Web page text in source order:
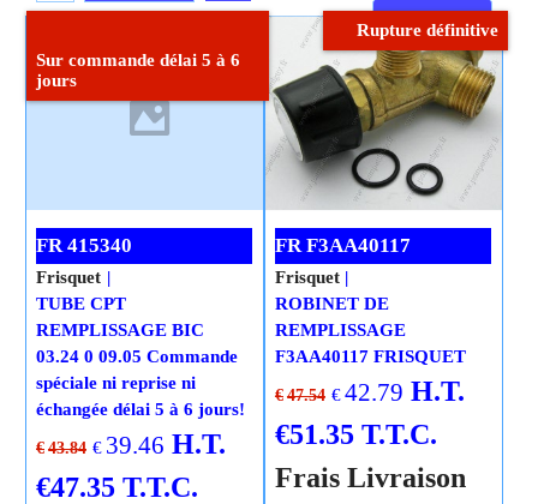
Cliquez ici
Sur commande délai 5 à 6
jours
FR 415340
€ 43.84 € 39.46 H.T.
€47.35 T.T.C.
Frisquet
TUBE CPT
REMPLISSAGE BIC
03.24 0 09.05 Commande
spéciale ni reprise ni
échangée délai 5 à 6 jours!
Rupture définitive
FR F3AA40117
€ 47.54 €42.79 H.T.
€51.35 T.T.C.
Frais Livraison
Frisquet
ROBINET DE
REMPLISSAGE
F3AA40117 FRISQUET